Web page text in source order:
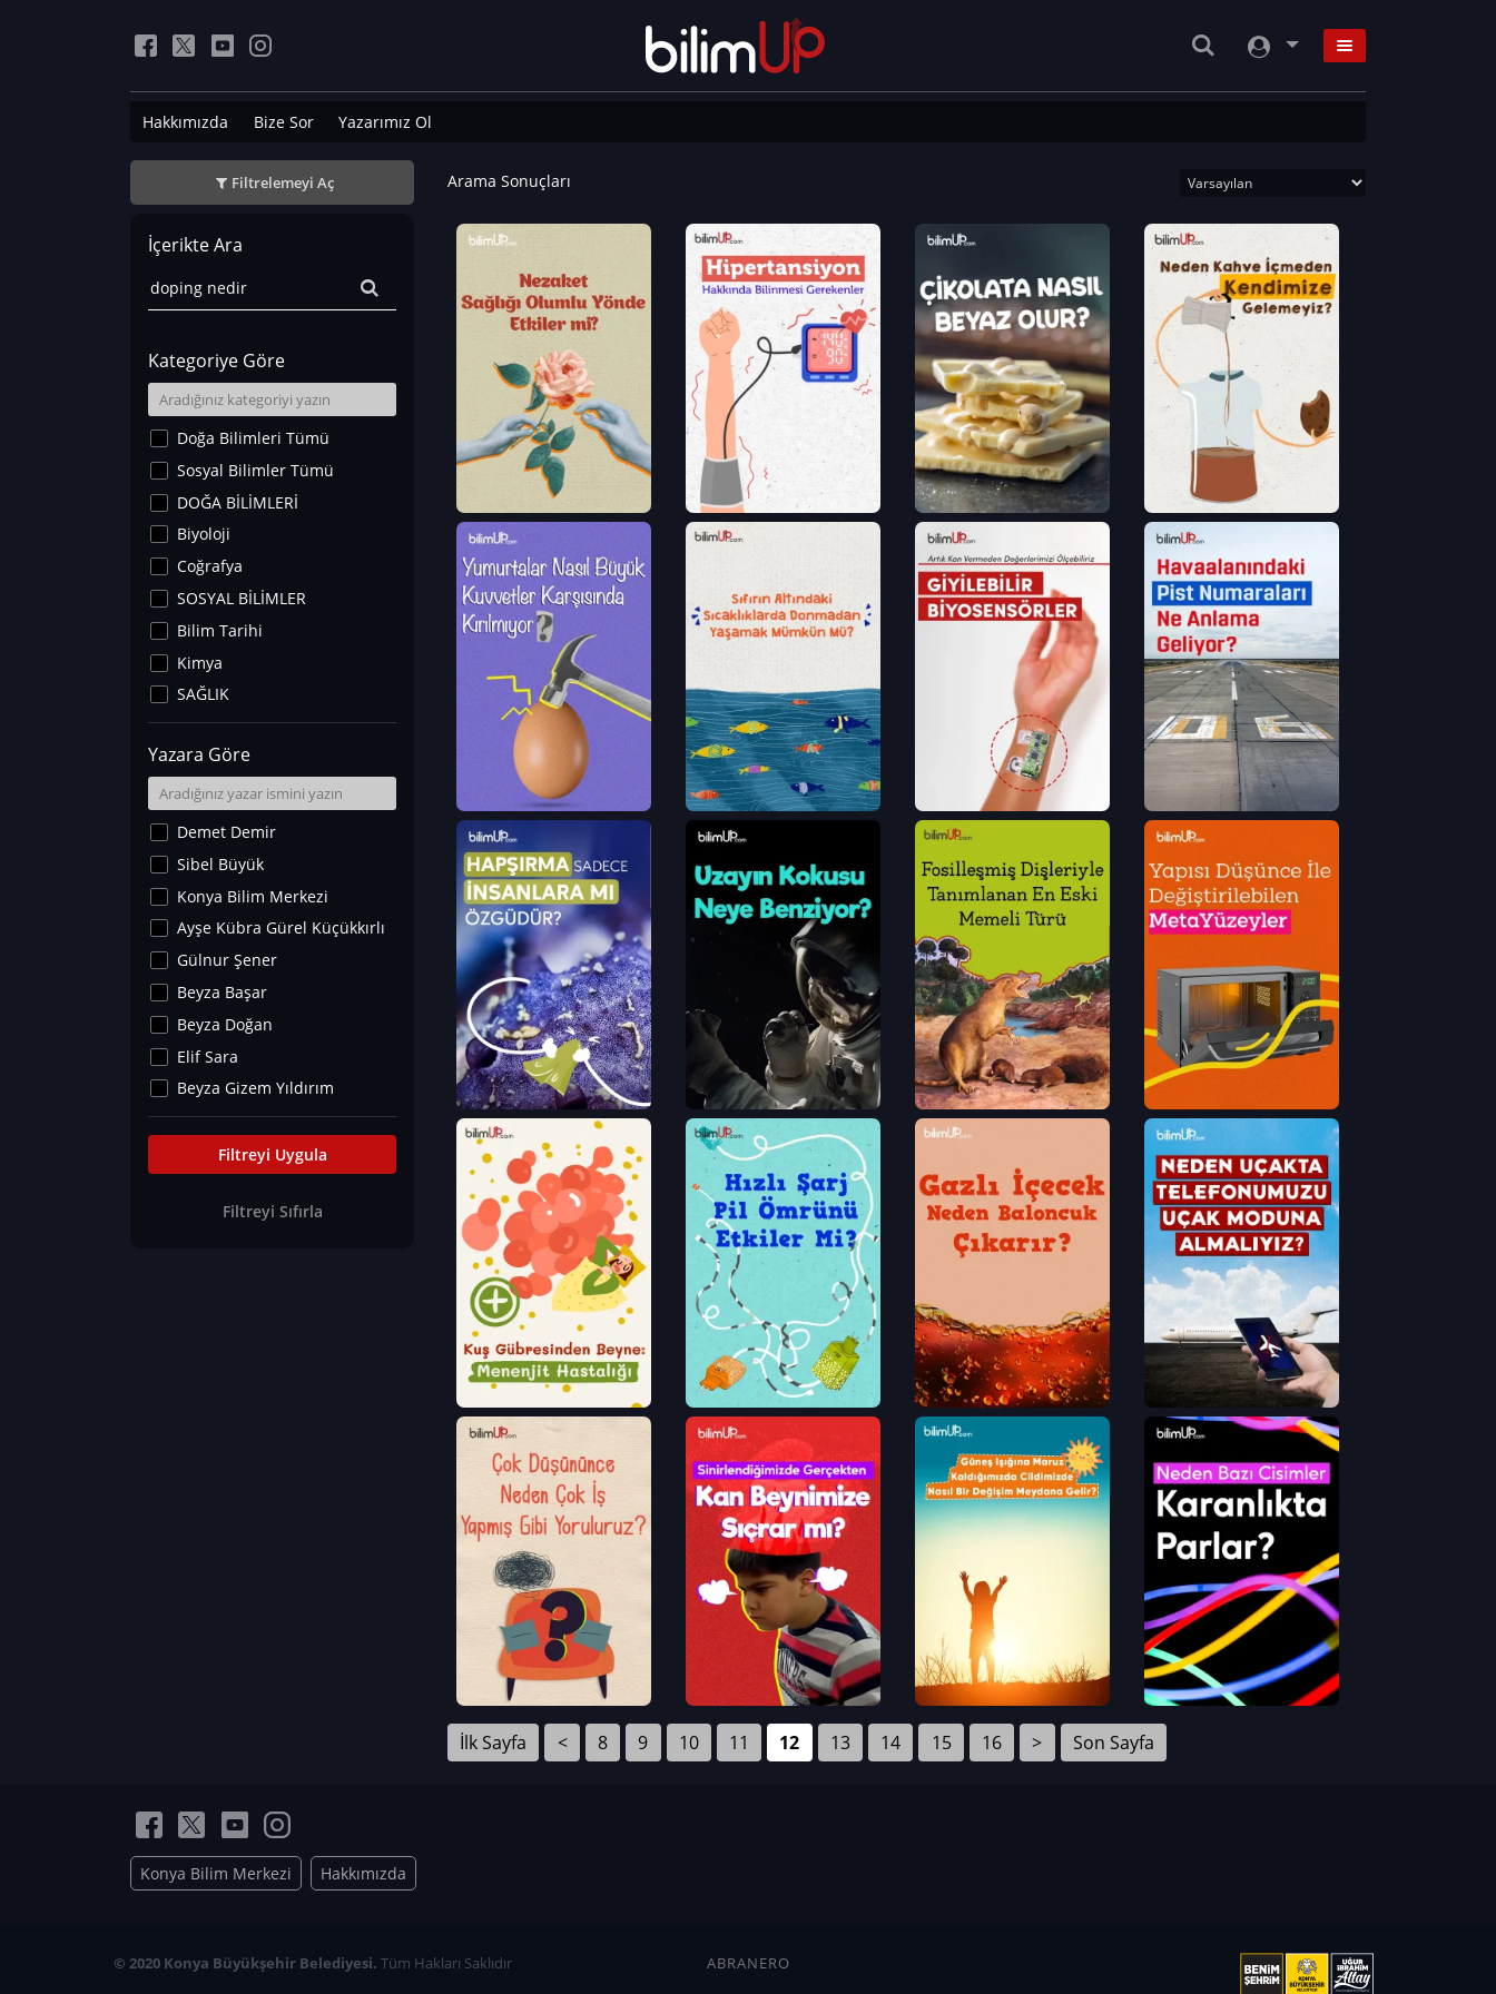
Hakkımızda Bize Sor Yazarımız Ol
Filtrelemeyi Aç
İçerikte Ara
Kategoriye Göre
Doğa Bilimleri Tümü
Sosyal Bilimler Tümü
DOĞA BİLİMLERİ
Biyoloji
Coğrafya
SOSYAL BİLİMLER
Bilim Tarihi
Kimya
SAĞLIK
Sanat Tarihi
Fizik
Yer Bilimleri
Astronomi ve Uzay
Noroloji
Matematik
Teknoloji
İklim Değişikliği
Arkeoloji
Kültür&Sanat
Yaşam Tavsiyeleri
Merakoloji
Eğitim Bilimleri
Yazara Göre
Demet Demir
Sibel Büyük
Konya Bilim Merkezi
Ayşe Kübra Gürel Küçükkırlı
Gülnur Şener
Beyza Başar
Beyza Doğan
Elif Sara
Beyza Gizem Yıldırım
İlknur İyigökler
Büşra Elif Kıvrak
Can TORUN
Filtreyi Uygula
Filtreyi Sıfırla
Arama Sonuçları
İlk Sayfa < 8 9 10 11 12 13 14 15 16 > Son Sayfa
Konya Bilim Merkezi Hakkımızda
© 2020 Konya Büyükşehir Belediyesi. Tüm Hakları Saklıdır ABRANERO